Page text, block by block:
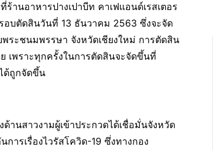
นอาหารปางเปาบีท คาเฟแอนด์เรสเตอร
อบตัดสินวันที่ 13 ธันวาคม 2563 ซึ่งจะจัด
ระชนมพรรษา จังหวัดเชียงใหม่ การตัดสิน
เพราะทุกครั้งในการตัดสินจะจัดขึ้นที่
ด้ถูกจัดขึ้น
านสาวงามผู้เข้าประกวดได้เชื่อมั่นจังหวัด
การเรื่องไวรัสโควิด-19 ซึ่งทางกอง